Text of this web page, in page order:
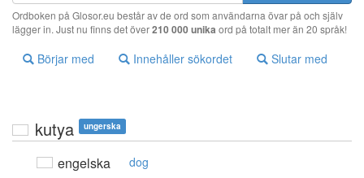
Ordboken på Glosor.eu består av de ord som användarna övar på och själv
lägger in. Just nu finns det över210 000 unika ord på totalt mer än 20 språk!
Börjar med Innehåller sökordet Slutar med
kutya ungerska
engelska dog